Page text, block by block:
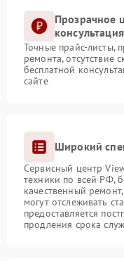
Прозрачное
консультация
Точные прайс-листы,
ремонта, отсутствие
бесплатной
сайте
Широкий
Сервисный центр
техники по всей РФ,
качественный
могут отслеживать
предоставляется
продления срока